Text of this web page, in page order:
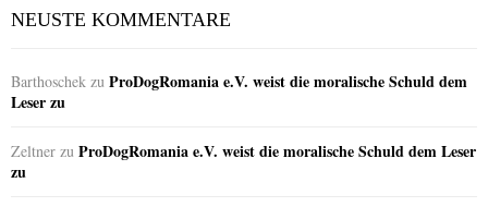
NEUSTE KOMMENTARE
Barthoschek zu ProDogRomania e.V. weist die moralische Schuld dem
Leser zu
Zeltner zu ProDogRomania e.V. weist die moralische Schuld dem Leser
zu